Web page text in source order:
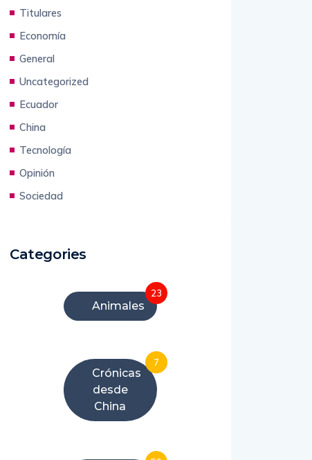
Deportes
Titulares
Economía
General
Uncategorized
Ecuador
China
Tecnología
Opinión
23
7